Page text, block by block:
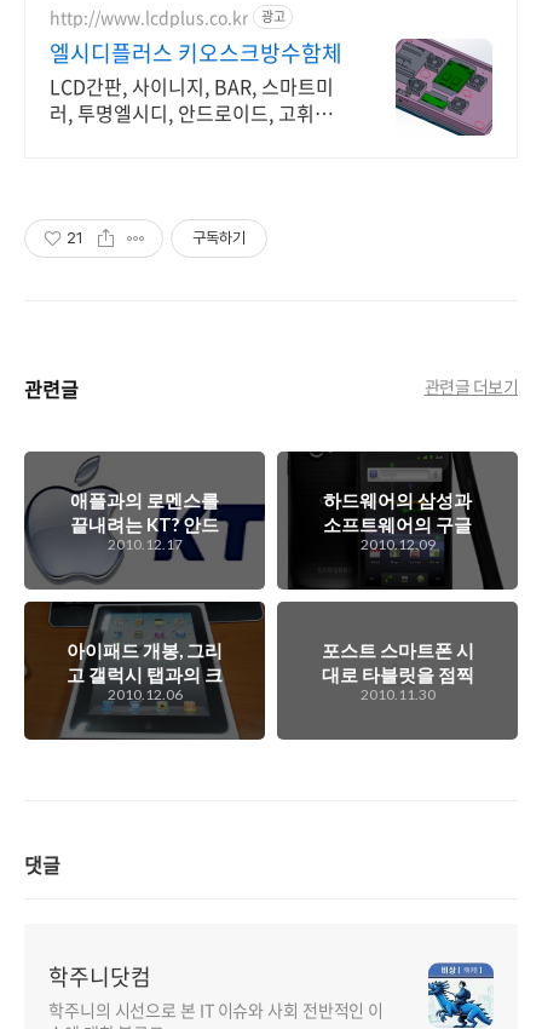
http://www.lcdplus.co.kr 광고
엘시디플러스 키오스크방수함체
LCD간판, 사이니지, BAR, 스마트미
러, 투명엘시디, 안드로이드, 고휘도
21 구독하기
관련글 관련글 더보기
애플과의 로멘스를
끝내려는 KT? 안드
로이드 진영에 본격
적으로 손내밀기 시
작?
2010.12.17
하드웨어의 삼성과
소프트웨어의 구글
이 만났다! 안드로
이드 2.3가 탑재된
넥서스 S
2010.12.09
아이패드 개봉, 그리
고 갤럭시 탭과의 크
기 비교..
2010.12.06
포스트 스마트폰 시
대로 타블릿을 점찍
는 요즘, 하지만 현
2010.11.30
댓글
학주니닷컴
학주니의 시선으로 본 IT 이슈와 사회 전반적인 이